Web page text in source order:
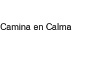
en Calma